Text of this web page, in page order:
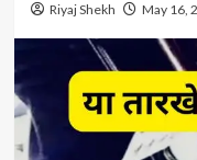
Riyaj Shekh May 16,